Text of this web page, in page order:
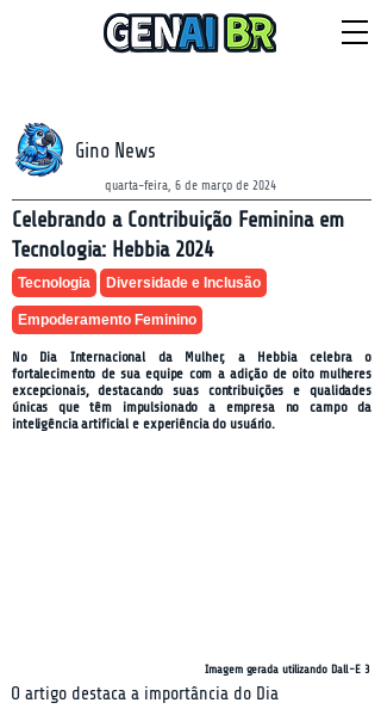
Gino News
quarta-feira, 6 de março de 2024
Celebrando a Contribuição Feminina em
Tecnologia: Hebbia 2024
Tecnologia Diversidade e Inclusão
Empoderamento Feminino
No Dia Internacional da Mulher, a Hebbia celebra o
fortalecimento de sua equipe com a adição de oito mulheres
excepcionais, destacando suas contribuições e qualidades
únicas que têm impulsionado a empresa no campo da
inteligência artificial e experiência do usuário.
Imagem gerada utilizando Dall-E 3
O artigo destaca a importância do Dia